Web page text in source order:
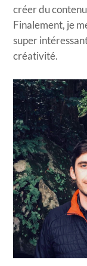
créer du
Finalement, je
super
créativité.